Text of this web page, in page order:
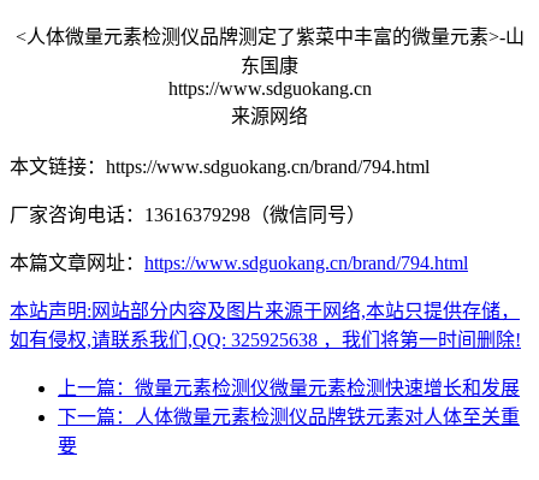
<人体微量元素检测仪品牌测定了紫菜中丰富的微量元素>-山
东国康
https://www.sdguokang.cn
来源网络
本文链接：https://www.sdguokang.cn/brand/794.html
厂家咨询电话：13616379298（微信同号）
本篇文章网址： https://www.sdguokang.cn/brand/794.html
本站声明:网站部分内容及图片来源于网络,本站只提供存储，
如有侵权,请联系我们,QQ: 325925638 ，我们将第一时间删除!
上一篇：微量元素检测仪微量元素检测快速增长和发展
下一篇：人体微量元素检测仪品牌铁元素对人体至关重
要